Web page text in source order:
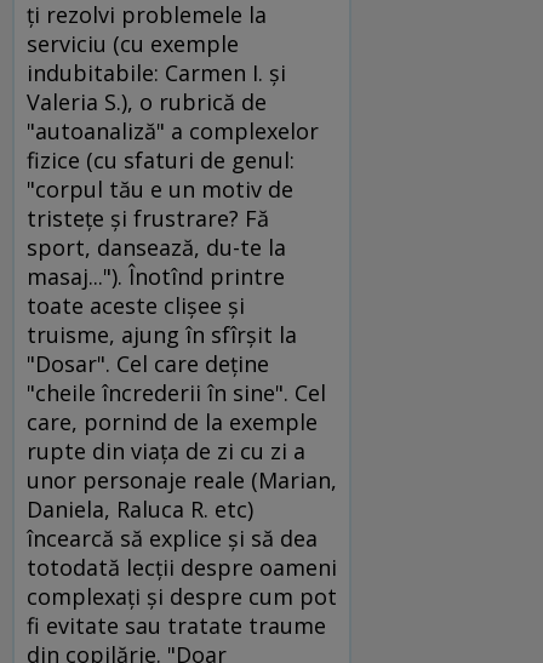
ţi rezolvi problemele la
serviciu (cu exemple
indubitabile: Carmen I. şi
Valeria S.), o rubrică de
"autoanaliză" a complexelor
fizice (cu sfaturi de genul:
"corpul tău e un motiv de
tristeţe şi frustrare? Fă
sport, dansează, du-te la
masaj..."). Înotînd printre
toate aceste clişee şi
truisme, ajung în sfîrşit la
"Dosar". Cel care deţine
"cheile încrederii în sine". Cel
care, pornind de la exemple
rupte din viaţa de zi cu zi a
unor personaje reale (Marian,
Daniela, Raluca R. etc)
încearcă să explice şi să dea
totodată lecţii despre oameni
complexaţi şi despre cum pot
fi evitate sau tratate traume
din copilărie. "Doar